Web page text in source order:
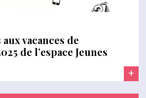
vacances de
de l’espace Jeunes
+